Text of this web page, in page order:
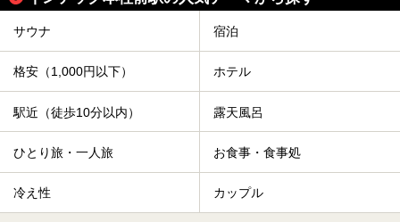
サウナ 宿泊
格安（1,000円以下） ホテル
駅近（徒歩10分以内） 露天風呂
ひとり旅・一人旅 お食事・食事処
冷え性 カップル